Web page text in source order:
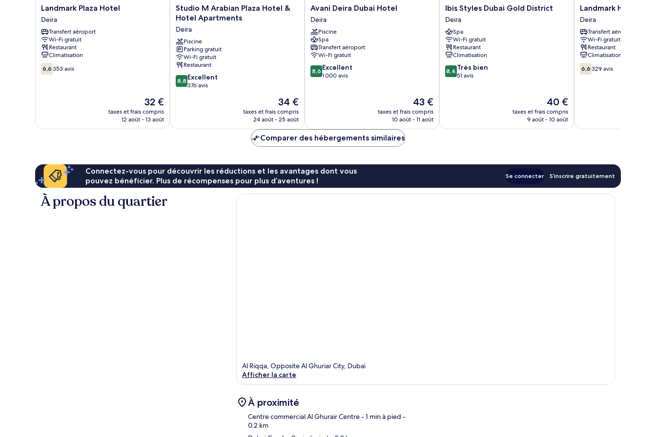
Landmark
Plaza
Hotel
Deira
Landmark Plaza Hotel
Deira
Transfert aéroport
Wi-Fi gratuit
Restaurant
Climatisation
6.6
sur
6,6 353 avis
Le
nouveau
prix
32 €
taxes et frais compris
12 août - 13 août
Studio
M
Plaza
Hotel
&
Hotel
Apartments
Deira
Studio M Arabian Plaza Hotel &
Hotel Apartments
Deira
Piscine
Parking gratuit
Wi-Fi gratuit
Restaurant
8.8
sur
8,8 Excellent
376 avis
Le
nouveau
prix
de
34 €
34 €
taxes et frais compris
24 août - 25 août
Avani
Deira
Dubai
Hotel
Deira
Avani Deira Dubai Hotel
Deira
Piscine
Spa
Transfert aéroport
Wi-Fi gratuit
8.6
sur
8,6 Excellent
1 000 avis
Le
nouveau
prix
43 €
taxes et frais compris
10 août - 11 août
Ibis
Styles
Dubai
Gold
District
Deira
Ibis Styles Dubai Gold District
Deira
Spa
Wi-Fi gratuit
Restaurant
Climatisation
8.4
sur
8,4 Très bien
51 avis
Le
nouveau
prix
40 €
taxes et frais compris
9 août - 10 août
Landmark
Hotel
Deira
Landmark Hotel
Deira
Transfert aéroport
Wi-Fi gratuit
Restaurant
Climatisation
6.6
sur
6,6 329 avis
Comparer des hébergements similaires
Connectez-vous pour découvrir les réductions et les avantages dont vous
pouvez bénéficier. Plus de récompenses pour plus d’aventures !
Se connecter S’inscrire gratuitement
À propos du quartier
Al Riqqa, Opposite Al Ghuriar City, Dubai
Afficher la carte
À proximité
Centre commercial Al Ghurair Centre- 1 min à pied -
0.2 km